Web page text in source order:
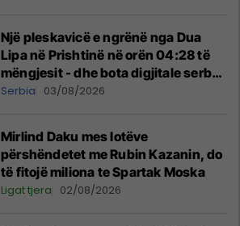
Një pleskavicë e ngrënë nga Dua
Lipa në Prishtinë në orën 04:28 të
mëngjesit - dhe bota digjitale serbe
shpall gjendjen e luftës
Serbia 03/08/2026
Mirlind Daku mes lotëve
përshëndetet me Rubin Kazanin, do
të fitojë miliona te Spartak Moska
Ligat tjera 02/08/2026